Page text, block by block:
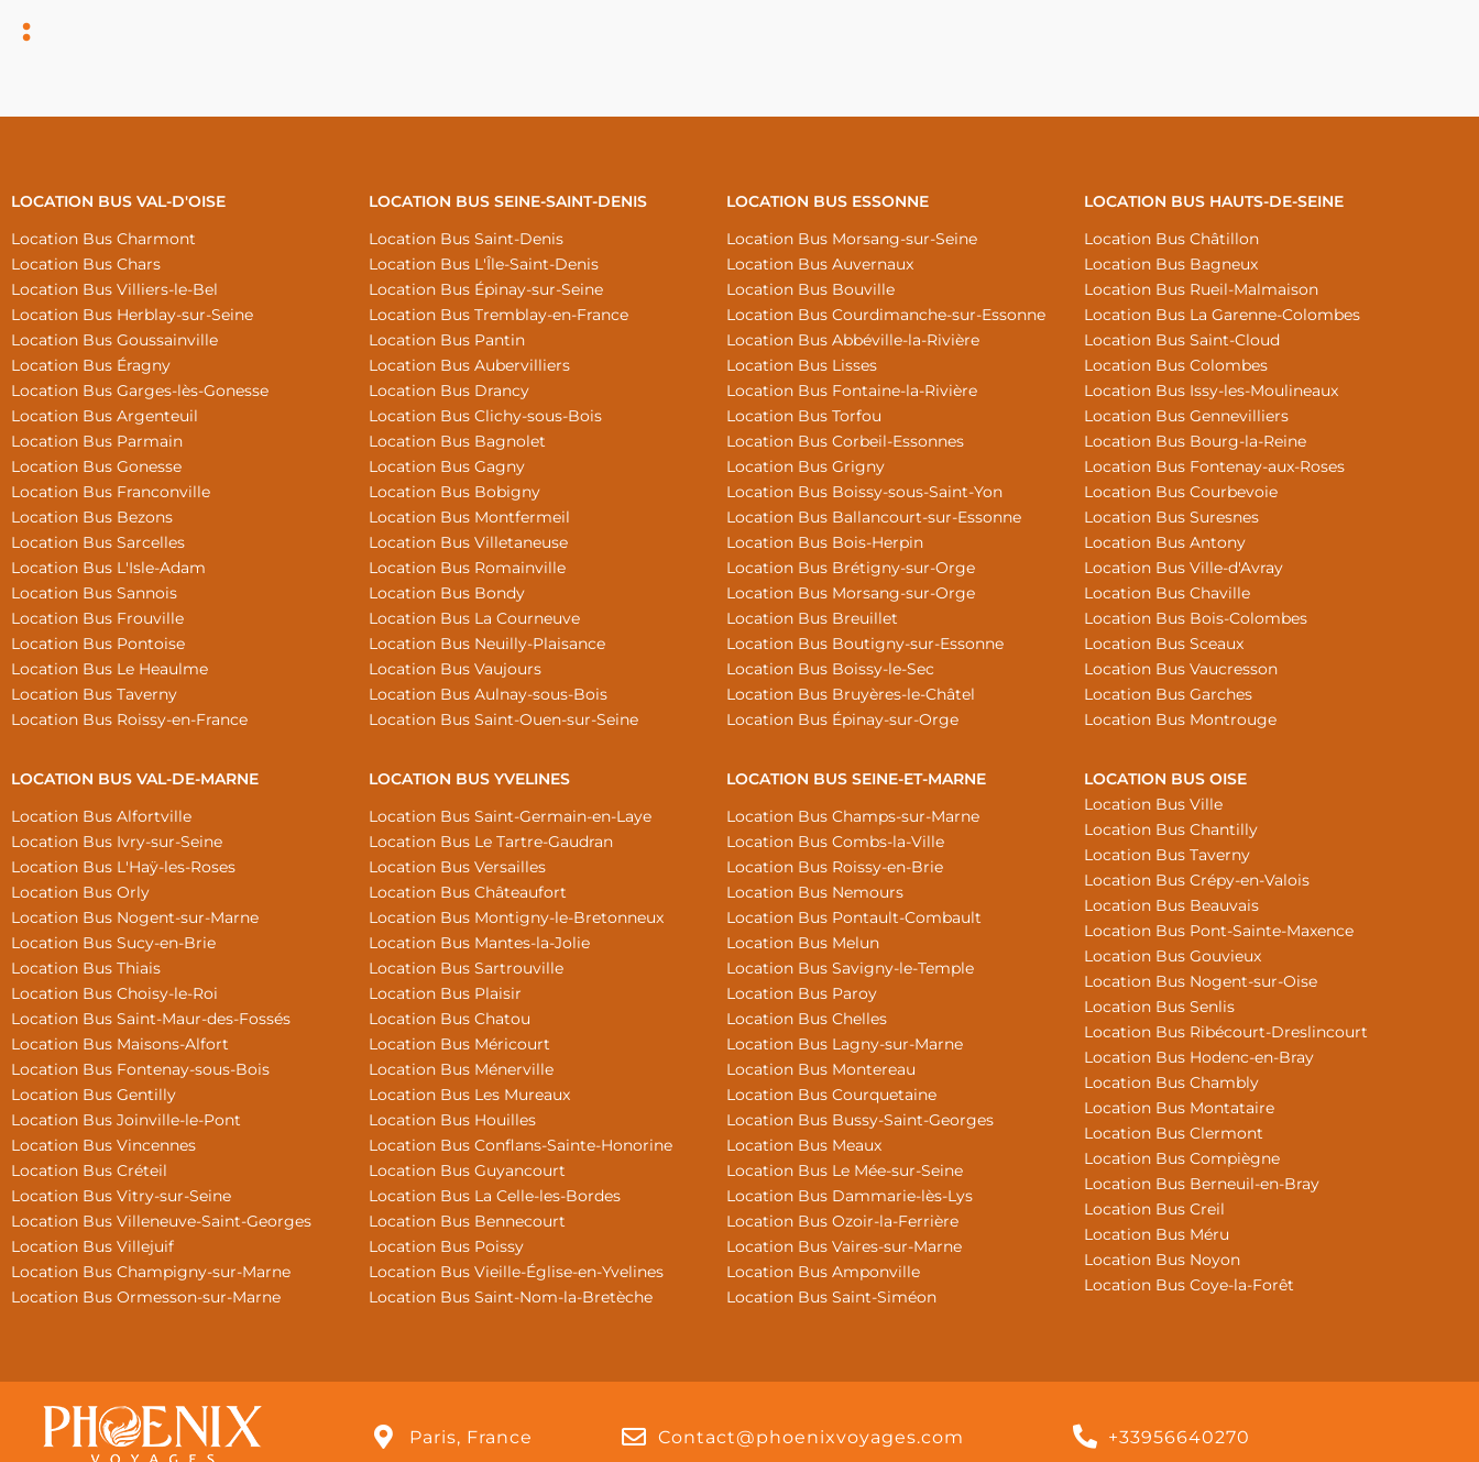
:
LOCATION BUS VAL-D'OISE
Location Bus Charmont
Location Bus Chars
Location Bus Villiers-le-Bel
Location Bus Herblay-sur-Seine
Location Bus Goussainville
Location Bus Éragny
Location Bus Garges-lès-Gonesse
Location Bus Argenteuil
Location Bus Parmain
Location Bus Gonesse
Location Bus Franconville
Location Bus Bezons
Location Bus Sarcelles
Location Bus L'Isle-Adam
Location Bus Sannois
Location Bus Frouville
Location Bus Pontoise
Location Bus Le Heaulme
Location Bus Taverny
Location Bus Roissy-en-France
LOCATION BUS SEINE-SAINT-DENIS
Location Bus Saint-Denis
Location Bus L'Île-Saint-Denis
Location Bus Épinay-sur-Seine
Location Bus Tremblay-en-France
Location Bus Pantin
Location Bus Aubervilliers
Location Bus Drancy
Location Bus Clichy-sous-Bois
Location Bus Bagnolet
Location Bus Gagny
Location Bus Bobigny
Location Bus Montfermeil
Location Bus Villetaneuse
Location Bus Romainville
Location Bus Bondy
Location Bus La Courneuve
Location Bus Neuilly-Plaisance
Location Bus Vaujours
Location Bus Aulnay-sous-Bois
Location Bus Saint-Ouen-sur-Seine
LOCATION BUS ESSONNE
Location Bus Morsang-sur-Seine
Location Bus Auvernaux
Location Bus Bouville
Location Bus Courdimanche-sur-Essonne
Location Bus Abbéville-la-Rivière
Location Bus Lisses
Location Bus Fontaine-la-Rivière
Location Bus Torfou
Location Bus Corbeil-Essonnes
Location Bus Grigny
Location Bus Boissy-sous-Saint-Yon
Location Bus Ballancourt-sur-Essonne
Location Bus Bois-Herpin
Location Bus Brétigny-sur-Orge
Location Bus Morsang-sur-Orge
Location Bus Breuillet
Location Bus Boutigny-sur-Essonne
Location Bus Boissy-le-Sec
Location Bus Bruyères-le-Châtel
Location Bus Épinay-sur-Orge
LOCATION BUS HAUTS-DE-SEINE
Location Bus Châtillon
Location Bus Bagneux
Location Bus Rueil-Malmaison
Location Bus La Garenne-Colombes
Location Bus Saint-Cloud
Location Bus Colombes
Location Bus Issy-les-Moulineaux
Location Bus Gennevilliers
Location Bus Bourg-la-Reine
Location Bus Fontenay-aux-Roses
Location Bus Courbevoie
Location Bus Suresnes
Location Bus Antony
Location Bus Ville-d'Avray
Location Bus Chaville
Location Bus Bois-Colombes
Location Bus Sceaux
Location Bus Vaucresson
Location Bus Garches
Location Bus Montrouge
LOCATION BUS VAL-DE-MARNE
Location Bus Alfortville
Location Bus Ivry-sur-Seine
Location Bus L'Haÿ-les-Roses
Location Bus Orly
Location Bus Nogent-sur-Marne
Location Bus Sucy-en-Brie
Location Bus Thiais
Location Bus Choisy-le-Roi
Location Bus Saint-Maur-des-Fossés
Location Bus Maisons-Alfort
Location Bus Fontenay-sous-Bois
Location Bus Gentilly
Location Bus Joinville-le-Pont
Location Bus Vincennes
Location Bus Créteil
Location Bus Vitry-sur-Seine
Location Bus Villeneuve-Saint-Georges
Location Bus Villejuif
Location Bus Champigny-sur-Marne
Location Bus Ormesson-sur-Marne
LOCATION BUS YVELINES
Location Bus Saint-Germain-en-Laye
Location Bus Le Tartre-Gaudran
Location Bus Versailles
Location Bus Châteaufort
Location Bus Montigny-le-Bretonneux
Location Bus Mantes-la-Jolie
Location Bus Sartrouville
Location Bus Plaisir
Location Bus Chatou
Location Bus Méricourt
Location Bus Ménerville
Location Bus Les Mureaux
Location Bus Houilles
Location Bus Conflans-Sainte-Honorine
Location Bus Guyancourt
Location Bus La Celle-les-Bordes
Location Bus Bennecourt
Location Bus Poissy
Location Bus Vieille-Église-en-Yvelines
Location Bus Saint-Nom-la-Bretèche
LOCATION BUS SEINE-ET-MARNE
Location Bus Champs-sur-Marne
Location Bus Combs-la-Ville
Location Bus Roissy-en-Brie
Location Bus Nemours
Location Bus Pontault-Combault
Location Bus Melun
Location Bus Savigny-le-Temple
Location Bus Paroy
Location Bus Chelles
Location Bus Lagny-sur-Marne
Location Bus Montereau
Location Bus Courquetaine
Location Bus Bussy-Saint-Georges
Location Bus Meaux
Location Bus Le Mée-sur-Seine
Location Bus Dammarie-lès-Lys
Location Bus Ozoir-la-Ferrière
Location Bus Vaires-sur-Marne
Location Bus Amponville
Location Bus Saint-Siméon
LOCATION BUS OISE
Location Bus Ville
Location Bus Chantilly
Location Bus Taverny
Location Bus Crépy-en-Valois
Location Bus Beauvais
Location Bus Pont-Sainte-Maxence
Location Bus Gouvieux
Location Bus Nogent-sur-Oise
Location Bus Senlis
Location Bus Ribécourt-Dreslincourt
Location Bus Hodenc-en-Bray
Location Bus Chambly
Location Bus Montataire
Location Bus Clermont
Location Bus Compiègne
Location Bus Berneuil-en-Bray
Location Bus Creil
Location Bus Méru
Location Bus Noyon
Location Bus Coye-la-Forêt
Paris, France Contact@phoenixvoyages.com +33956640270